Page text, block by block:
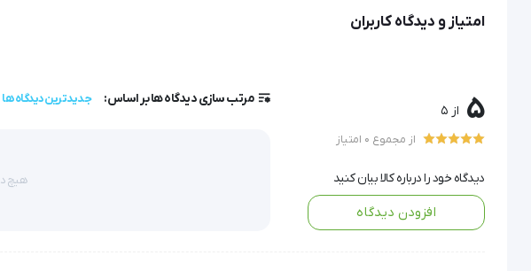
ایمن و مطمئن : با گارانتی طولانی‌مدت و هشدارهای هوشمند (مانند اتمام باتری)، خیال شما
دستگاه فیزیوتراپی Wave Pulse Plus مدل HMB-1000 هابدیک (HUBDIC)
دستگاه فیزیوتراپی هابدیک Wave Pulse Plus مدل HMB-1000 راه حلی ایده‌آل برای تسکین درد و ناراحتی در خانه ارائه می‌دهد.
امتیاز و دیدگاه کاربران
5 از 5
از مجموع 0 امتیاز
دیدگاه خود را درباره کالا بیان کنید
افزودن دیدگاه
مرتب سازی دیدگاه ها بر اساس: جدیدترین دیدگاه ها
هیچ